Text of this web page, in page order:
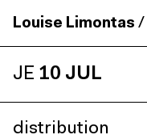
Louise Limontas /
JE 10 JUL
distribution